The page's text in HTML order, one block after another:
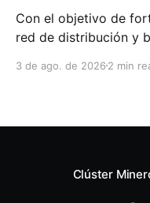
Con el objetivo de
red de distribución y
técnico, Milwaukee
distribuidor FiZac. La
3 de ago. de 2026 2 min
Clúster